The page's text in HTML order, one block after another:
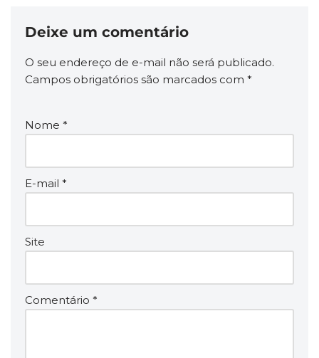
Deixe um comentário
O seu endereço de e-mail não será publicado.
Campos obrigatórios são marcados com *
Nome *
E-mail *
Site
Comentário *